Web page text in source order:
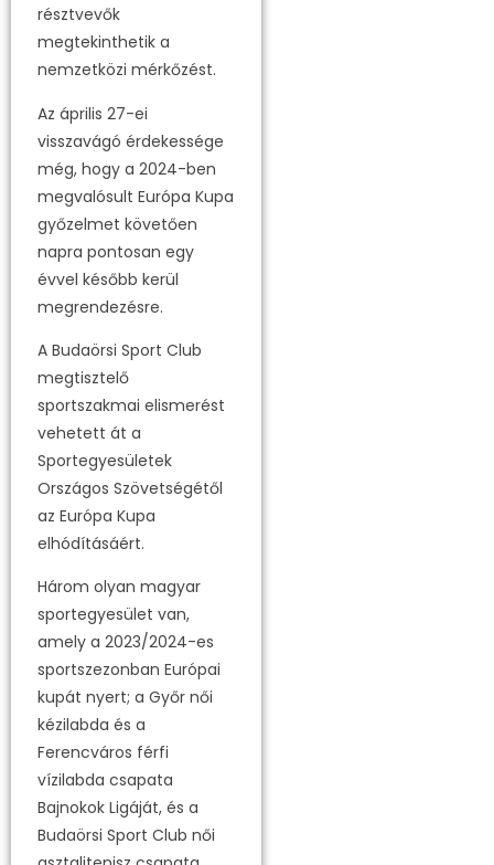
résztvevők
megtekinthetik a
nemzetközi mérkőzést.
Az április 27-ei
visszavágó érdekessége
még, hogy a 2024-ben
megvalósult Európa Kupa
győzelmet követően
napra pontosan egy
évvel később kerül
megrendezésre.
A Budaörsi Sport Club
megtisztelő
sportszakmai elismerést
vehetett át a
Sportegyesületek
Országos Szövetségétől
az Európa Kupa
elhódításáért.
Három olyan magyar
sportegyesület van,
amely a 2023/2024-es
sportszezonban Európai
kupát nyert; a Győr női
kézilabda és a
Ferencváros férfi
vízilabda csapata
Bajnokok Ligáját, és a
Budaörsi Sport Club női